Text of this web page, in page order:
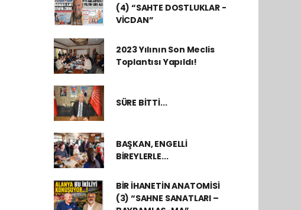
(4) “SAHTE DOSTLUKLAR -
VİCDAN”
2023 Yılının Son Meclis
Toplantısı Yapıldı!
SÜRE BİTTİ...
BAŞKAN, ENGELLİ
BİREYLERLE...
BİR İHANETİN ANATOMİSİ
(3) “SAHNE SANATLARI –